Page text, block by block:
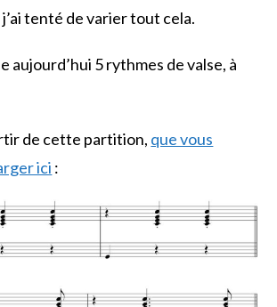
tenté de varier tout cela.
aujourd’hui 5 rythmes de valse, à
de cette partition, que vous
ici :